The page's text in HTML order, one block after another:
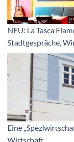
NEU: La Tasca
Stadtgespräche,
Eine
Wirtschaft